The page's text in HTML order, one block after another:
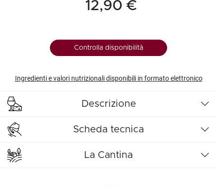
12,90 €
Controlla disponibilità
Ingredienti e valori nutrizionali disponibili in formato elettronico
Descrizione
Scheda tecnica
La Cantina